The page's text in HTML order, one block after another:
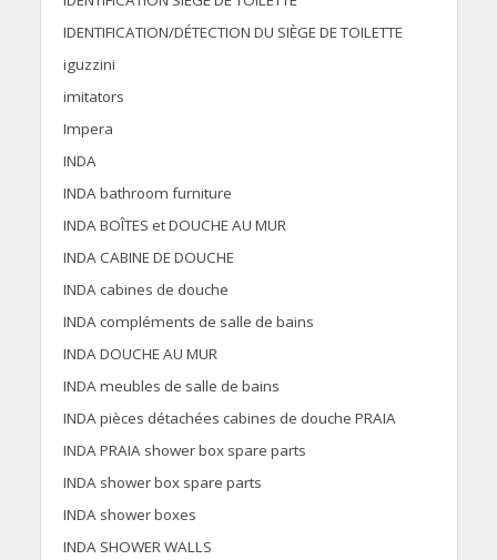
IDENTIFICATION/DÉTECTION DU SIÈGE DE TOILETTE
iguzzini
imitators
Impera
INDA
INDA bathroom furniture
INDA BOÎTES et DOUCHE AU MUR
INDA CABINE DE DOUCHE
INDA cabines de douche
INDA compléments de salle de bains
INDA DOUCHE AU MUR
INDA meubles de salle de bains
INDA pièces détachées cabines de douche PRAIA
INDA PRAIA shower box spare parts
INDA shower box spare parts
INDA shower boxes
INDA SHOWER WALLS